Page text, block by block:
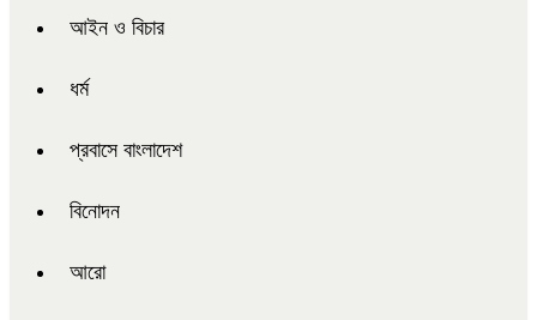
আইন ও বিচার
ধর্ম
প্রবাসে বাংলাদেশ
বিনোদন
আরো